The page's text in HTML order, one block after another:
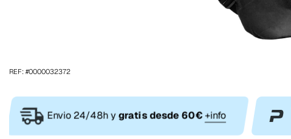
REF: #0000032372
Envio 24/48h ygratis desde 60€ +info